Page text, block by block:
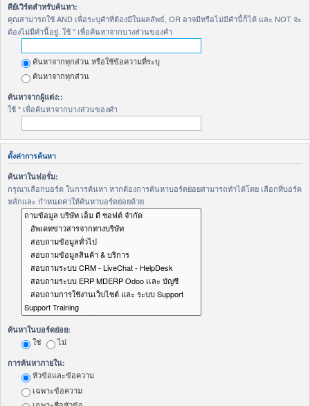
คีย์เวิร์ดสำหรับค้นหา:
คุณสามารถใช้ AND เพื่อระบุคำที่ต้องมีในผลลัพธ์, OR อาจมีหรือไม่มีคำนี้ก็ได้ และ NOT จะ
ต้องไม่มีคำนี้อยู่. ใช้ * เพื่อค้นหาจากบางส่วนของคำ
ค้นหาจากทุกส่วน หรือใช้ข้อความที่ระบุ
ค้นหาจากทุกส่วน
ค้นหาจากผู้แต่ง::
ใช้ * เพื่อค้นหาจากบางส่วนของคำ
ตั้งค่าการค้นหา
ค้นหาในฟอรั่ม:
กรุณาเลือกบอร์ด ในการค้นหา หากต้องการค้นหาบอร์ดย่อยสามารถทำได้โดย เลือกที่บอร์ด
หลักและ กำหนดค่าให้ค้นหาบอร์ดย่อยด้วย
ค้นหาในบอร์ดย่อย:
ใช่ ไม่
การค้นหาภายใน:
หัวข้อและข้อความ
เฉพาะข้อความ